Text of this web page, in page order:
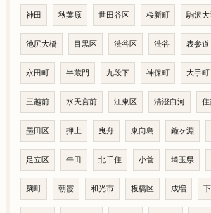
神田 秋葉原 世田谷区 桜新町 駒沢大
池尻大橋 目黒区 渋谷区 渋谷 表参道
永田町 半蔵門 九段下 神保町 大手町
三越前 水天宮前 江東区 清澄白河 住
墨田区 押上 曳舟 東向島 鐘ヶ淵
足立区 牛田 北千住 小菅 埼玉県
麹町 朝霞 和光市 板橋区 成増